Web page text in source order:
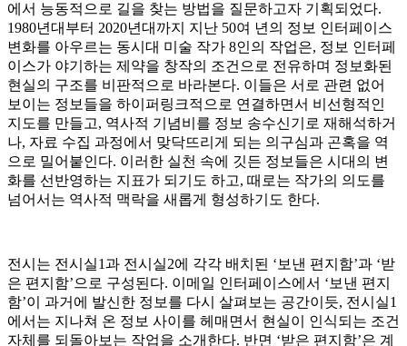
에서 능동적으로 길을 찾는 방법을 질문하고자 기획되었다.
1980년대부터 2020년대까지 지난 50여 년의 정보 인터페이스
변화를 아우르는 동시대 미술 작가 8인의 작업은, 정보 인터페
이스가 야기하는 제약을 창작의 조건으로 전유하며 정보화된
현실의 구조를 비판적으로 바라본다. 이들은 서로 관련 없어
보이는 정보들을 하이퍼링크적으로 연결하면서 비선형적인
지도를 만들고, 역사적 기념비를 정보 송수신기로 재해석하거
나, 자료 수집 과정에서 맞닥뜨리게 되는 의구심과 곤혹을 역
으로 밀어붙인다. 이러한 실천 속에 깃든 정보들은 시대의 변
화를 선반영하는 지표가 되기도 하고, 때로는 작가의 의도를
넘어서는 역사적 맥락을 새롭게 형성하기도 한다.
전시는 전시실1과 전시실2에 각각 배치된 ‘보낸 편지함’과 ‘받
은 편지함’으로 구성된다. 이메일 인터페이스에서 ‘보낸 편지
함’이 과거에 발신한 정보를 다시 살펴보는 공간이듯, 전시실1
에서는 지나쳐 온 정보 사이를 헤매면서 현실이 인식되는 조건
자체를 되돌아보는 작업을 소개한다. 반면 ‘받은 편지함’은 계